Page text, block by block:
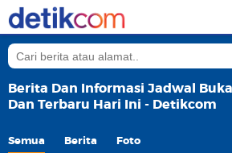
Berita Dan Informasi Jadwal
Dan Terbaru Hari Ini - Detikcom
Semua Berita Foto